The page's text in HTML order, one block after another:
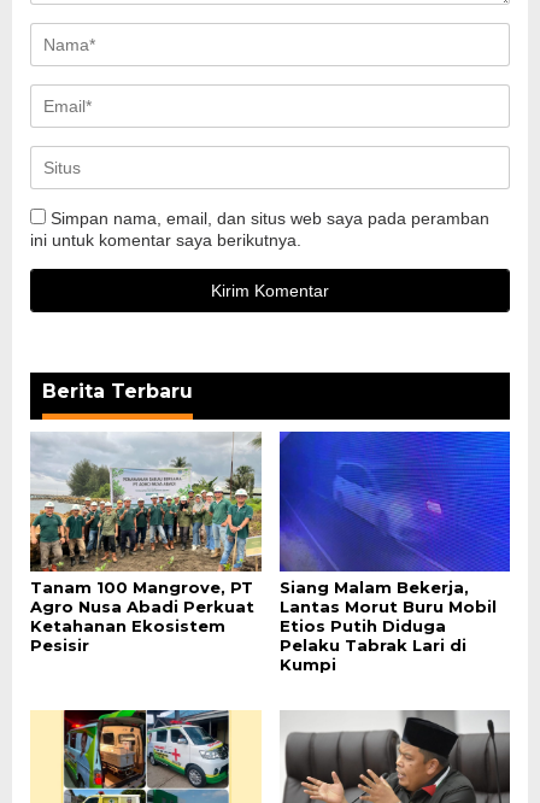
Simpan nama, email, dan situs web saya pada peramban
ini untuk komentar saya berikutnya.
Berita Terbaru
Tanam 100 Mangrove, PT
Agro Nusa Abadi Perkuat
Ketahanan Ekosistem
Pesisir
Siang Malam Bekerja,
Lantas Morut Buru Mobil
Etios Putih Diduga
Pelaku Tabrak Lari di
Kumpi